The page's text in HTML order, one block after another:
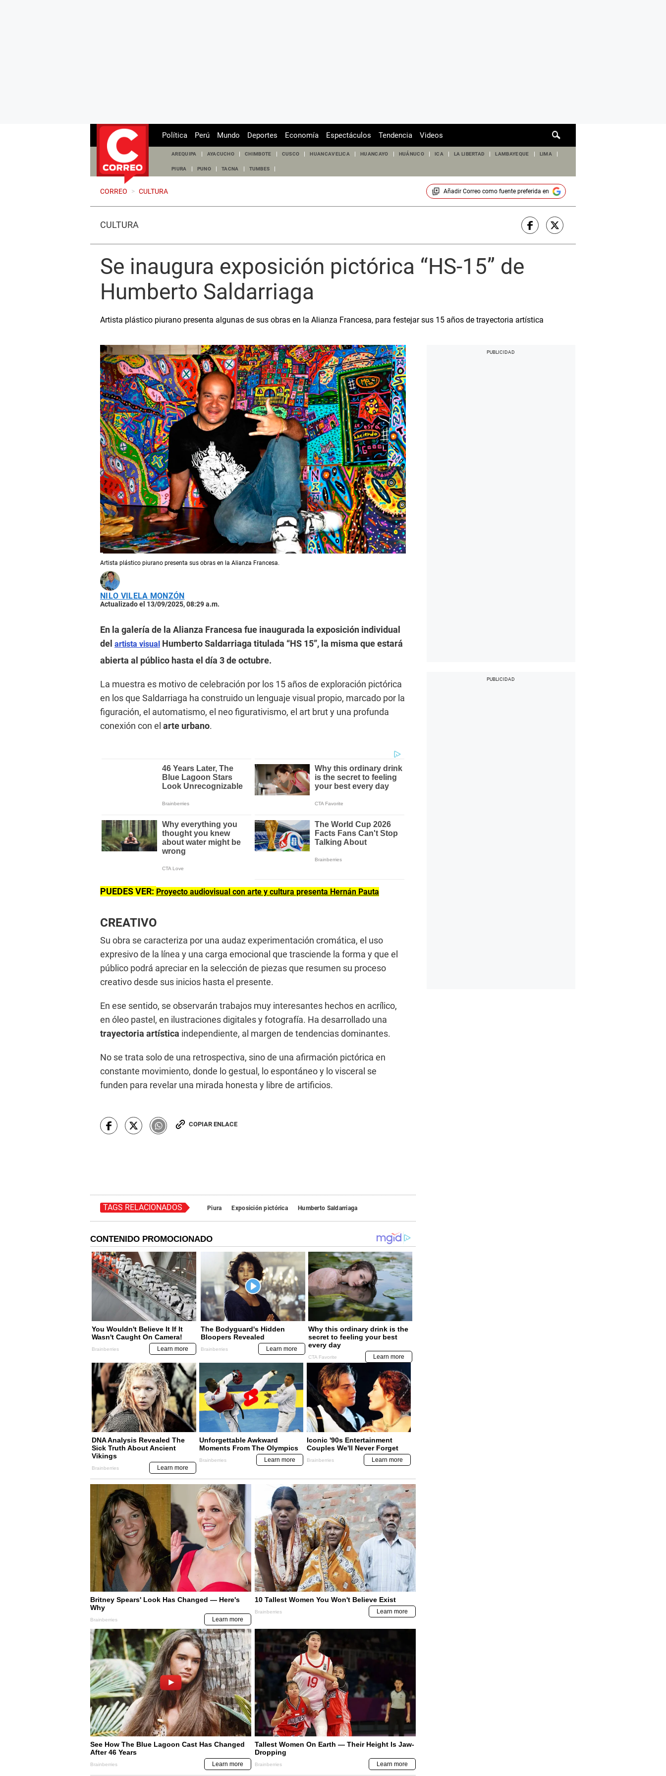
de
Política Perú Mundo Deportes Economía Espectáculos Tendencia Videos
AREQUIPA AYACUCHO CHIMBOTE CUSCO HUANCAVELICA HUANCAYO HUÁNUCO ICA LA LIBERTAD LAMBAYEQUE LIMA
PIURA PUNO TACNA TUMBES
CORREO > CULTURA Añadir Correocomo fuente preferida en
CULTURA
Se inaugura exposición pictórica “HS-15” de
Humberto Saldarriaga
Artista plástico piurano presenta algunas de sus obras en la Alianza Francesa, para festejar sus 15 años de trayectoria artística
Artista plástico piurano presenta sus obras en la Alianza Francesa.
NILO VILELA MONZÓN
Actualizado el 13/09/2025, 08:29 a.m.
En la galería de la Alianza Francesa fue inaugurada la exposición individual
del artista visual Humberto Saldarriaga titulada “HS 15”, la misma que estará
abierta al público hasta el día 3 de octubre.
La muestra es motivo de celebración por los 15 años de exploración pictórica
en los que Saldarriaga ha construido un lenguaje visual propio, marcado por la
figuración, el automatismo, el neo figurativismo, el art brut y una profunda
conexión con el arte urbano.
PUEDES VER: Proyecto audiovisual con arte y cultura presenta Hernán Pauta
CREATIVO
Su obra se caracteriza por una audaz experimentación cromática, el uso
expresivo de la línea y una carga emocional que trasciende la forma y que el
público podrá apreciar en la selección de piezas que resumen su proceso
creativo desde sus inicios hasta el presente.
En ese sentido, se observarán trabajos muy interesantes hechos en acrílico,
en óleo pastel, en ilustraciones digitales y fotografía. Ha desarrollado una
trayectoria artística independiente, al margen de tendencias dominantes.
No se trata solo de una retrospectiva, sino de una afirmación pictórica en
constante movimiento, donde lo gestual, lo espontáneo y lo visceral se
funden para revelar una mirada honesta y libre de artificios.
COPIAR ENLACE
TAGS RELACIONADOS Piura Exposición pictórica Humberto Saldarriaga